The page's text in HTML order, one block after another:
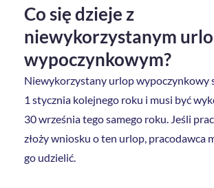
Co się dzieje z
niewykorzystanym
wypoczynkowym?
Niewykorzystany urlop wypoczynkowy
1 stycznia kolejnego roku i musi być
30 września tego samego roku. Jeśli
złoży wniosku o ten urlop, pracodawca
go udzielić.